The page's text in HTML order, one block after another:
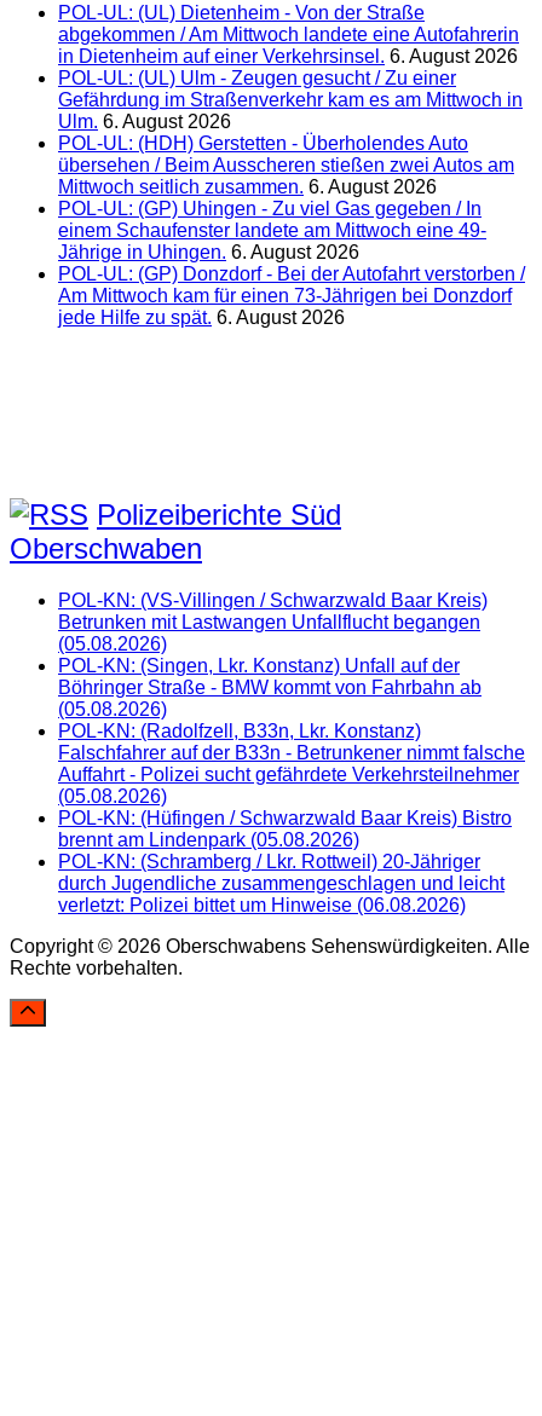
POL-UL: (UL) Dietenheim - Von der Straße
abgekommen / Am Mittwoch landete eine Autofahrerin
in Dietenheim auf einer Verkehrsinsel. 6. August 2026
POL-UL: (UL) Ulm - Zeugen gesucht / Zu einer
Gefährdung im Straßenverkehr kam es am Mittwoch in
Ulm. 6. August 2026
POL-UL: (HDH) Gerstetten - Überholendes Auto
übersehen / Beim Ausscheren stießen zwei Autos am
Mittwoch seitlich zusammen. 6. August 2026
POL-UL: (GP) Uhingen - Zu viel Gas gegeben / In
einem Schaufenster landete am Mittwoch eine 49-
Jährige in Uhingen. 6. August 2026
POL-UL: (GP) Donzdorf - Bei der Autofahrt verstorben /
Am Mittwoch kam für einen 73-Jährigen bei Donzdorf
jede Hilfe zu spät. 6. August 2026
Polizeiberichte Süd
Oberschwaben
POL-KN: (VS-Villingen / Schwarzwald Baar Kreis)
Betrunken mit Lastwangen Unfallflucht begangen
(05.08.2026)
POL-KN: (Singen, Lkr. Konstanz) Unfall auf der
Böhringer Straße - BMW kommt von Fahrbahn ab
(05.08.2026)
POL-KN: (Radolfzell, B33n, Lkr. Konstanz)
Falschfahrer auf der B33n - Betrunkener nimmt falsche
Auffahrt - Polizei sucht gefährdete Verkehrsteilnehmer
(05.08.2026)
POL-KN: (Hüfingen / Schwarzwald Baar Kreis) Bistro
brennt am Lindenpark (05.08.2026)
POL-KN: (Schramberg / Lkr. Rottweil) 20-Jähriger
durch Jugendliche zusammengeschlagen und leicht
verletzt: Polizei bittet um Hinweise (06.08.2026)
Copyright © 2026 Oberschwabens Sehenswürdigkeiten. Alle
Rechte vorbehalten.